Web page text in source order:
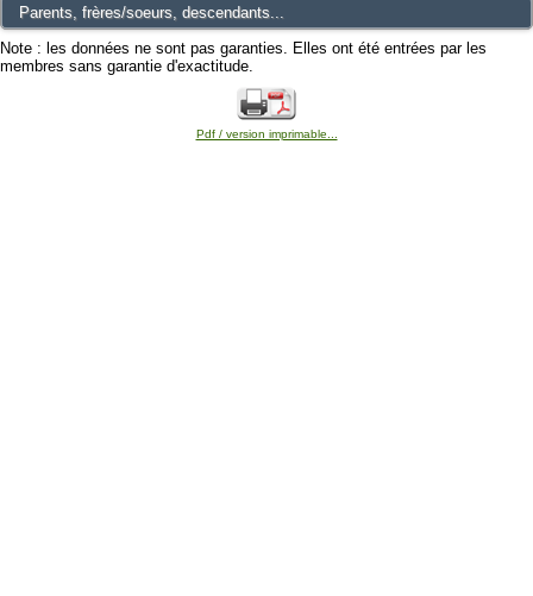
Parents, frères/soeurs, descendants...
Note : les données ne sont pas garanties. Elles ont été entrées par les
membres sans garantie d'exactitude.
Pdf / version imprimable...